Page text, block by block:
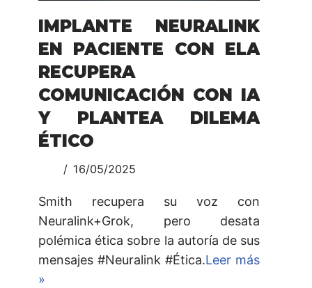
IMPLANTE NEURALINK
EN PACIENTE CON ELA
RECUPERA
COMUNICACIÓN CON IA
Y PLANTEA DILEMA
ÉTICO
16/05/2025
Smith recupera su voz con
Neuralink+Grok, pero desata
polémica ética sobre la autoría de sus
mensajes #Neuralink #Ética.Leer más
»